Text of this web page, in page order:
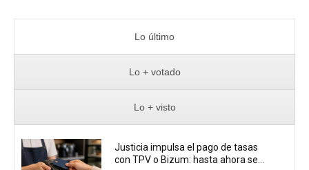
Lo último
Lo + votado
Lo + visto
Justicia impulsa el pago de tasas
con TPV o Bizum: hasta ahora se...